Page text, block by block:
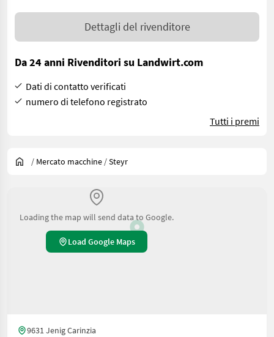
Dettagli del rivenditore
Da 24 anni Rivenditori su Landwirt.com
Dati di contatto verificati
numero di telefono registrato
Tutti i premi
/ Mercato macchine /Steyr
Loading the map will send data to Google.
Load Google Maps
9631 Jenig Carinzia